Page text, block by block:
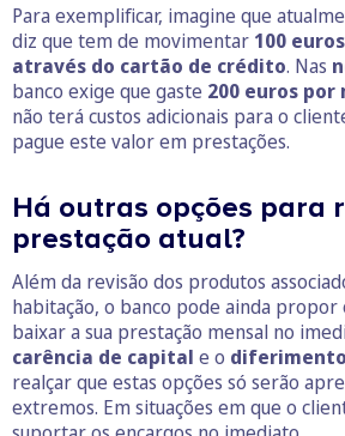
Para exemplificar, imagine que
diz que tem de movimentar 100
através do cartão de crédito. Nas
banco exige que gaste 200 euros por
não terá custos adicionais para o
pague este valor em prestações.
Há outras opções para
prestação atual?
Além da revisão dos produtos
habitação, o banco pode ainda propor
baixar a sua prestação mensal no
carência de capital e o
realçar que estas opções só serão
extremos. Em situações em que o